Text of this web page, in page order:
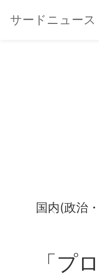
サードニュース
国内(政治
「プ